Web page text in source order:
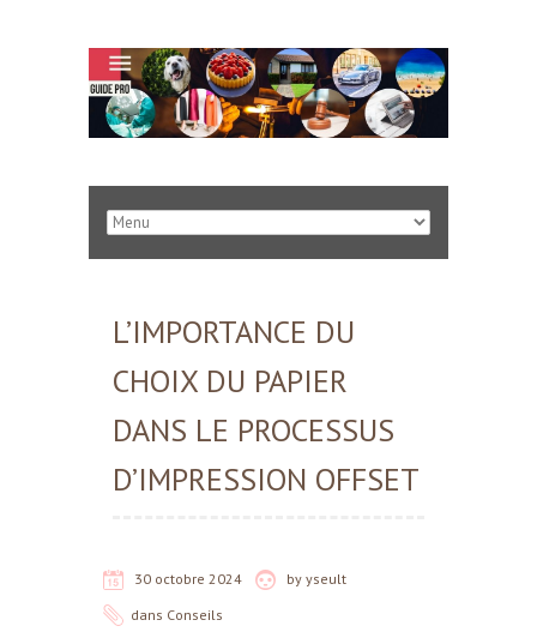
L’IMPORTANCE DU
CHOIX DU PAPIER
DANS LE PROCESSUS
D’IMPRESSION OFFSET
30 octobre 2024 by yseult
dans Conseils